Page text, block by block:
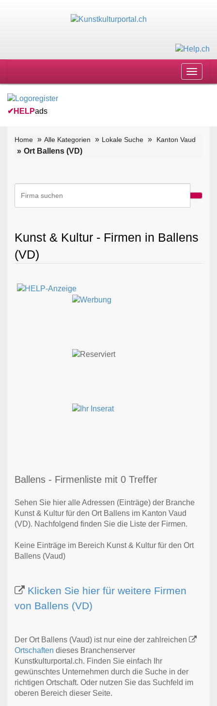
Toggle
✔ HELPads
Home Alle Kategorien Lokale Suche Kanton Vaud
Ort Ballens (VD)
Kunst & Kultur - Firmen in Ballens
(VD)
Ballens - Firmenliste mit 0 Treffer
Sehen Sie hier alle Adressen (Einträge) der Branche
Kunst & Kultur für den Ort Ballens im Kanton Vaud
(VD). Nachfolgend finden Sie die Liste der Firmen.
Keine Einträge im Bereich Kunst & Kultur für den Ort
Ballens (Vaud)
Klicken Sie hier für weitere Firmen
von Ballens (VD)
Der Ort Ballens (Vaud) ist nur eine der zahlreichen
Ortschaften dieses Branchenserver
Kunstkulturportal.ch. Finden Sie einfach Ihr
gewünschtes Unternehmen durch die Suche in der
richtigen Ortschaft. Oder nutzen Sie das Suchfeld im
oberen Bereich dieser Seite.